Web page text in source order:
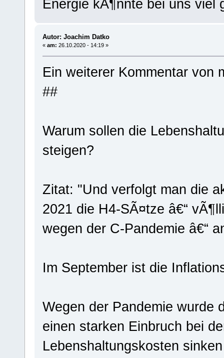
Energie kÃ¶nnte bei uns viel
Autor: Joachim Datko
« am: 26.10.2020 - 14:19 »
Ein weiterer Kommentar von
##
Warum sollen die
steigen?
Zitat: "Und verfolgt man die
2021 die H4-SÃ¤tze â€“
wegen der C-Pandemie â€“
Im September ist die
Wegen der Pandemie wurde
einen starken Einbruch bei
Lebenshaltungskosten